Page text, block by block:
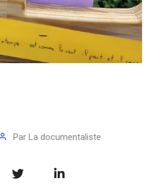
Par La documentaliste